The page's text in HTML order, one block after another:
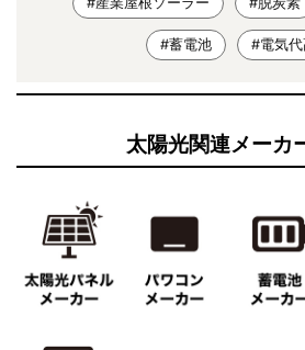
#蓄電池 #電気代
太陽光関連メーカ